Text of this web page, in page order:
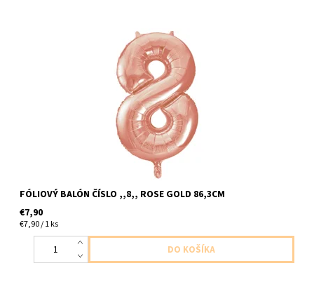
foliovy balon cislo ,,8,, zlato ruzovy 1ks v baleni velkost cca
86,3cm dodavame nenafukany
FÓLIOVÝ BALÓN ČÍSLO ,,8,, ROSE GOLD 86,3CM
€7,90
€7,90 / 1 ks